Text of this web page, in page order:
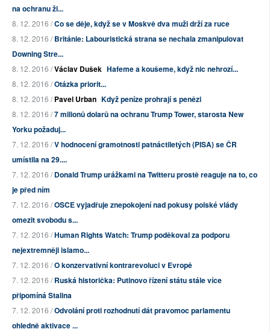
na ochranu ži...
8. 12. 2016 /Co se děje, když se v Moskvě dva muži drží za ruce
8. 12. 2016 /Británie: Labouristická strana se nechala zmanipulovat
Downing Stre...
8. 12. 2016 /Václav Dušek Hafeme a koušeme, když nic nehrozí...
8. 12. 2016 /Otázka priorit...
8. 12. 2016 /Pavel Urban Když peníze prohrají s penězi
8. 12. 2016 /7 milionů dolarů na ochranu Trump Tower, starosta New
Yorku požaduj...
7. 12. 2016 /V hodnocení gramotnosti patnáctiletých (PISA) se ČR
umístila na 29....
7. 12. 2016 /Donald Trump urážkami na Twitteru prostě reaguje na to, co
je před ním
7. 12. 2016 /OSCE vyjadřuje znepokojení nad pokusy polské vlády
omezit svobodu s...
7. 12. 2016 /Human Rights Watch: Trump poděkoval za podporu
nejextremněji islamo...
7. 12. 2016 /O konzervativní kontrarevoluci v Evropě
7. 12. 2016 /Ruská historička: Putinovo řízení státu stále více
připomíná Stalina
7. 12. 2016 /Odvolání proti rozhodnutí dát pravomoc parlamentu
ohledně aktivace ...